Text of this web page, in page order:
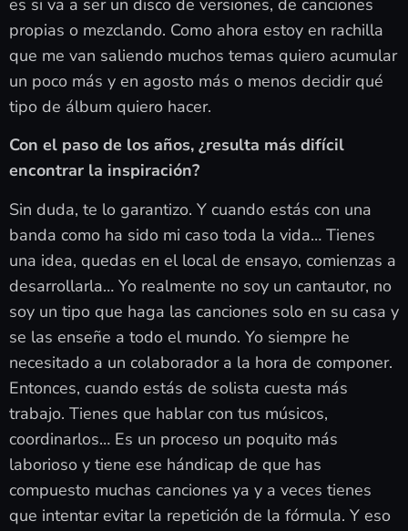
propias o mezclando. Como ahora estoy en rachilla
que me van saliendo muchos temas quiero acumular
un poco más y en agosto más o menos decidir qué
tipo de álbum quiero hacer.
Con el paso de los años, ¿resulta más difícil
encontrar la inspiración?
Sin duda, te lo garantizo. Y cuando estás con una
banda como ha sido mi caso toda la vida… Tienes
una idea, quedas en el local de ensayo, comienzas a
desarrollarla… Yo realmente no soy un cantautor, no
soy un tipo que haga las canciones solo en su casa y
se las enseñe a todo el mundo. Yo siempre he
necesitado a un colaborador a la hora de componer.
Entonces, cuando estás de solista cuesta más
trabajo. Tienes que hablar con tus músicos,
coordinarlos… Es un proceso un poquito más
laborioso y tiene ese hándicap de que has
compuesto muchas canciones ya y a veces tienes
que intentar evitar la repetición de la fórmula. Y eso